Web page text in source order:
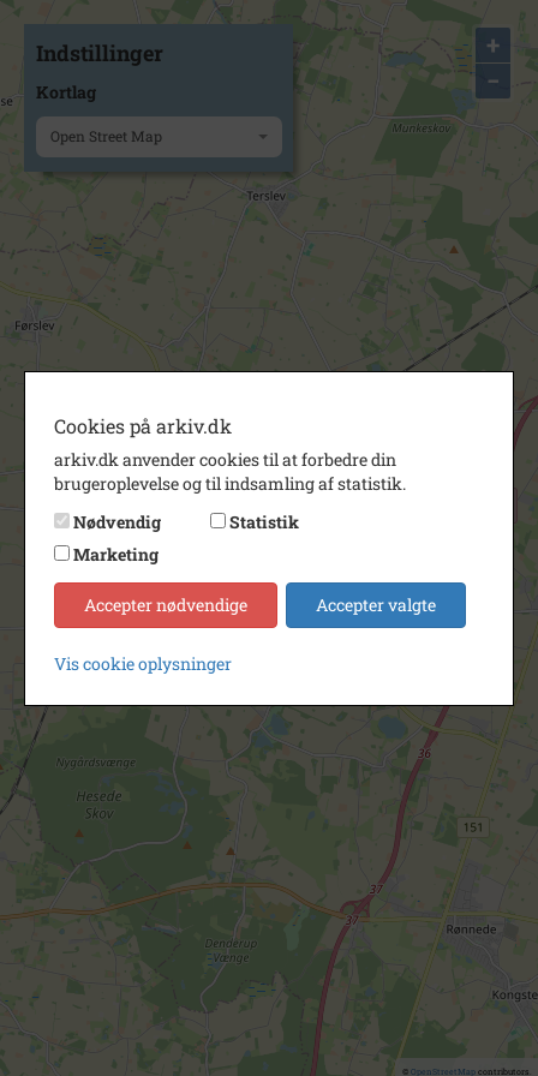
+
−
© OpenStreetMapcontributors.
Indstillinger
Kortlag
Open Street Map
Cookies på arkiv.dk
arkiv.dk anvender cookies til at forbedre din
brugeroplevelse og til indsamling af statistik.
Nødvendig
Statistik
Marketing
Accepter nødvendige Accepter valgte
Vis cookie oplysninger